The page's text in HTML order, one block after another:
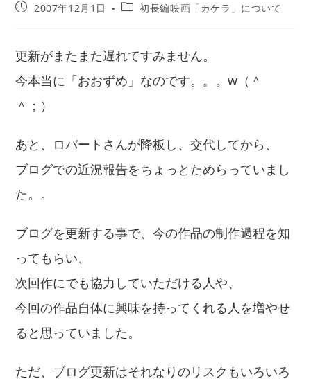
2007年12月1日 初長編映画「カケラ」について
更新がまたまた遅れてすみません。
今本当に「おおずめ」なのです。。。w（＾
＾；）
あと、ロバートさんが降板し、交代してから、
ブログでの近況報告をちょっとためらっていまし
た。。
ブログを更新する事で、今の作品の制作過程を知
ってもらい、
次回作にでも協力していただける人や、
今回の作品自体に興味を持ってくれる人を増やせ
ると思っていました。
ただ、ブログ更新はそれなりのリスクもいろいろ